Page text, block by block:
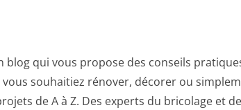
blog qui vous propose des conseils
souhaitiez rénover, décorer ou
de A à Z. Des experts du bricolage et